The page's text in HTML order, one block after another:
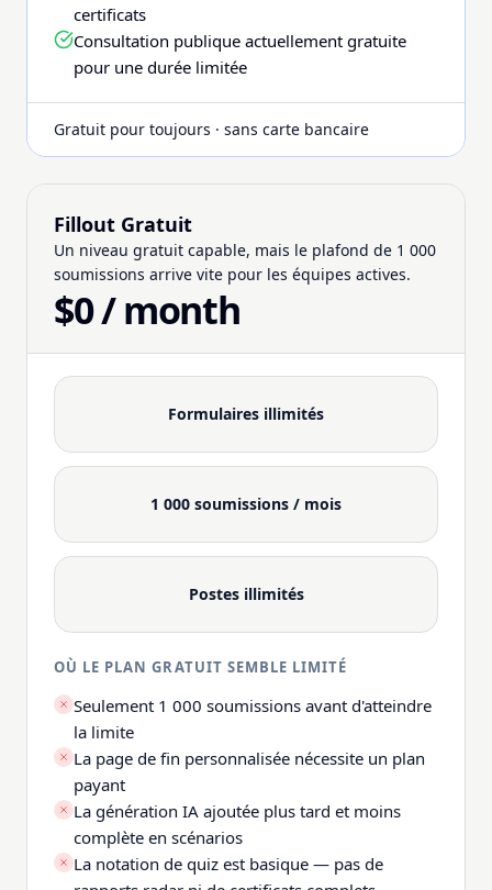
certificats
Consultation publique actuellement gratuite
pour une durée limitée
Gratuit pour toujours · sans carte bancaire
Fillout Gratuit
Un niveau gratuit capable, mais le plafond de 1 000
soumissions arrive vite pour les équipes actives.
$0 / month
Formulaires illimités
1 000 soumissions / mois
Postes illimités
OÙ LE PLAN GRATUIT SEMBLE LIMITÉ
Seulement 1 000 soumissions avant d'atteindre
la limite
La page de fin personnalisée nécessite un plan
payant
La génération IA ajoutée plus tard et moins
complète en scénarios
La notation de quiz est basique — pas de